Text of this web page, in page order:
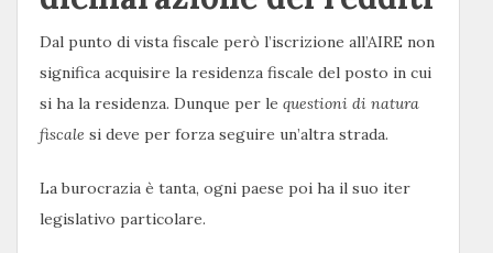
Dal punto di vista fiscale però l’iscrizione all’AIRE non
significa acquisire la residenza fiscale del posto in cui
si ha la residenza. Dunque per le questioni di natura
fiscale si deve per forza seguire un’altra strada.
La burocrazia è tanta, ogni paese poi ha il suo iter
legislativo particolare.